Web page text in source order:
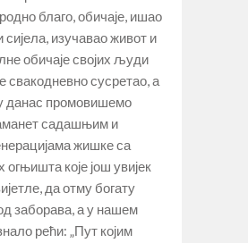
благо, обичаје, ишао
сијела, изучавао живот и
обичаје својих људи
свакодневно сусретао, а
данас промовишемо
садашњим и
жишке са
огњишта које још увијек
да отму богату
заборава, а у нашем
рећи: „Пут којим